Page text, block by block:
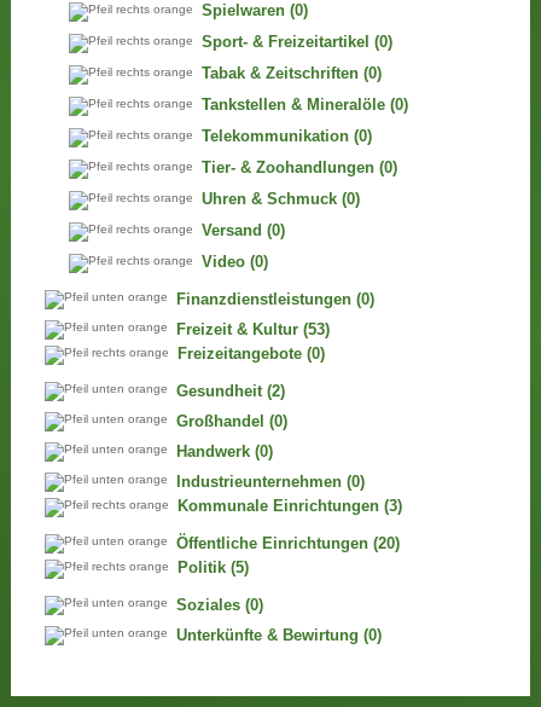
Spielwaren (0)
Sport- & Freizeitartikel (0)
Tabak & Zeitschriften (0)
Tankstellen & Mineralöle (0)
Telekommunikation (0)
Tier- & Zoohandlungen (0)
Uhren & Schmuck (0)
Versand (0)
Video (0)
Finanzdienstleistungen (0)
Freizeit & Kultur (53)
Freizeitangebote (0)
Gesundheit (2)
Großhandel (0)
Handwerk (0)
Industrieunternehmen (0)
Kommunale Einrichtungen (3)
Öffentliche Einrichtungen (20)
Politik (5)
Soziales (0)
Unterkünfte & Bewirtung (0)